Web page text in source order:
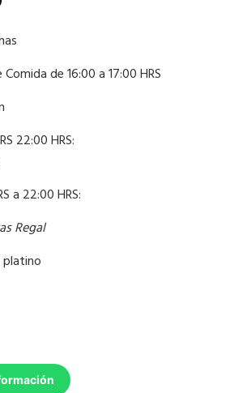
de 16:00 a 17:00 HRS
22:00 HRS:
a 22:00 HRS:
Regal
platino